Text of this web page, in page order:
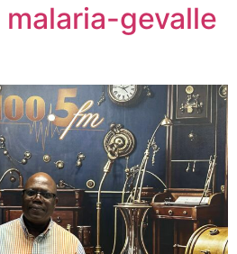
malaria-gevalle